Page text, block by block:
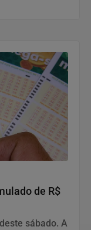
de R$
sábado. A